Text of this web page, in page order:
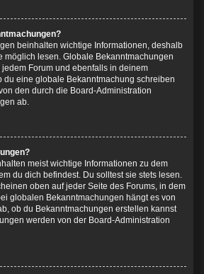
beinhalten wichtige Informationen, deshalb
möglich lesen. Globale Bekanntmachungen
Forum und ebenfalls in deinem
du eine globale Bekanntmachung schreiben
den durch die Board-Administration
ab.
meist wichtige Informationen zu dem
du dich befindest. Du solltest sie stets lesen.
oben auf jeder Seite des Forums, in dem
globalen Bekanntmachungen hängt es von
ob du Bekanntmachungen erstellen kannst
werden von der Board-Administration